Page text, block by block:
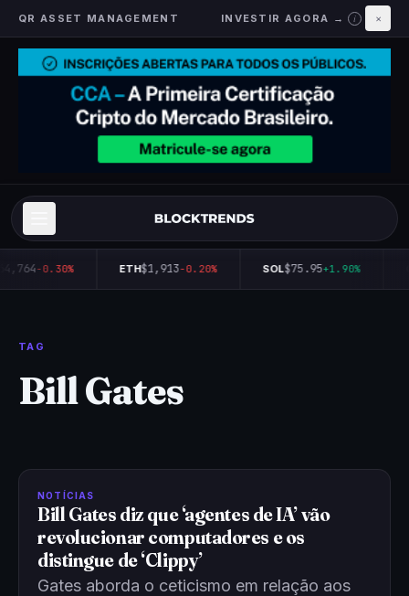
QR ASSET MANAGEMENT INVESTIR AGORA → i ×
-0.30% ETH$1,913-0.20% SOL$75.95+1.90%
TAG
Bill Gates
NOTÍCIAS
Bill Gates diz que ‘agentes de IA’ vão
revolucionar computadores e os
distingue de ‘Clippy’
Gates aborda o ceticismo em relação aos